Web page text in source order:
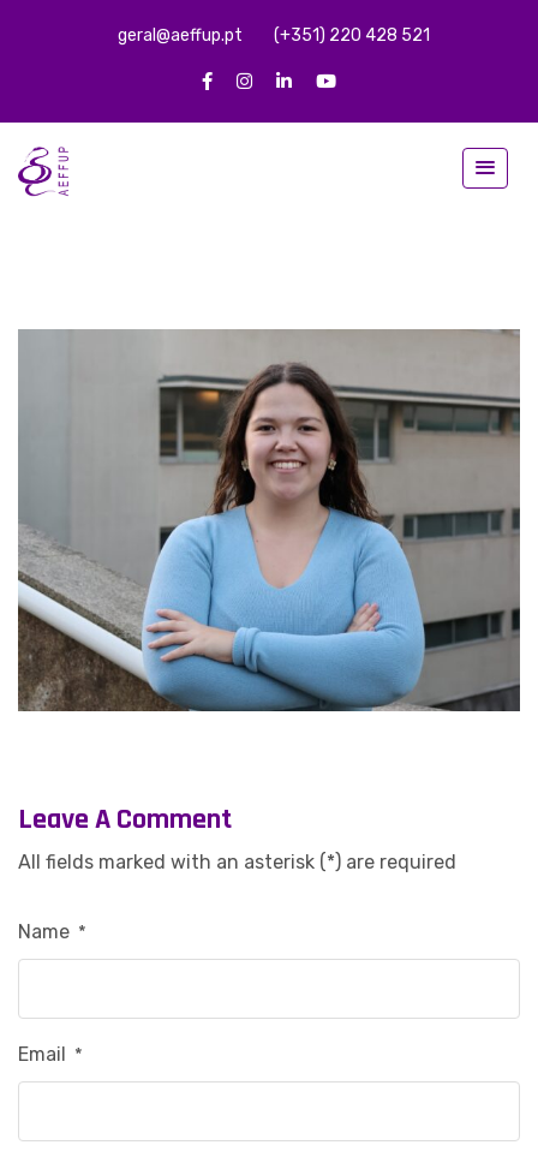
geral@aeffup.pt (+351) 220 428 521
Leave A Comment
All fields marked with an asterisk (*) are required
Name *
Email *